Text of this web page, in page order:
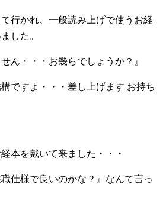
行かれ、一般読み上げで使うお経
した。
ん・・・お幾らでしょうか？』
ですよ・・・差し上げます お持ち
本を戴いて来ました・・・
仕様で良いのかな？』なんて言っ